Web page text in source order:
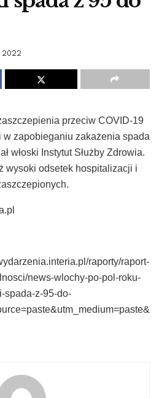
2022
przeciw COVID-19
zapobieganiu zakażenia spada
włoski Instytut Służby Zdrowia.
wysoki odsetek hospitalizacji i
raporty/raport-
news-wlochy-po-pol-roku-
spada-z-95-do-